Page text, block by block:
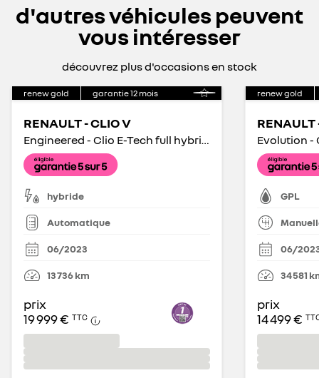
d'autres véhicules peuvent
vous intéresser
découvrez plus d'occasions en stock
renew gold garantie12 mois
RENAULT - CLIO V
Engineered - Clio E-Tech full hybrid 145
hybride
Automatique
06/2023
13 736km
prix
19 999 € TTC
renew gold
RENAULT
Evolution -
GPL
06/
34 581
prix
14 499 €